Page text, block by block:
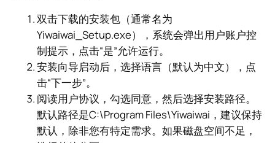
双击下载的安装包（通常名为
Yiwaiwai_Setup.exe），系统会弹出用户账户控
制提示，点击“是”允许运行。
安装向导启动后，选择语言（默认为中文），点
击“下一步”。
阅读用户协议，勾选同意，然后选择安装路径。
默认路径是C:\Program Files\Yiwaiwai，建议保持
默认，除非您有特定需求。如果磁盘空间不足，